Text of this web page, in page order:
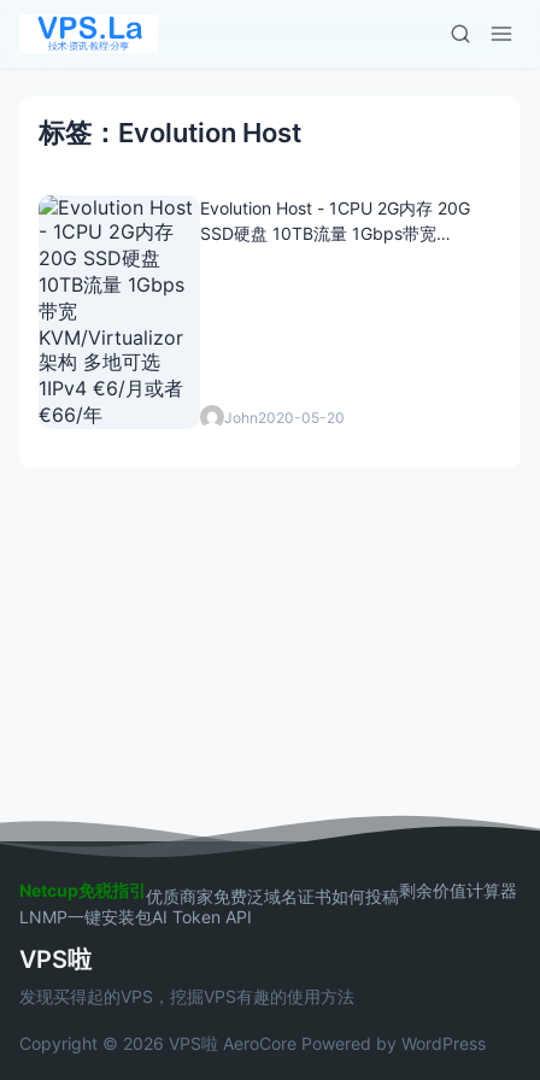
标签：Evolution Host
Evolution Host - 1CPU 2G内存 20G
SSD硬盘 10TB流量 1Gbps带宽
John2020-05-20
Netcup免税指引优质商家免费泛域名证书如何投稿剩余价值计算器
LNMP一键安装包AI Token API
VPS啦
发现买得起的VPS，挖掘VPS有趣的使用方法
Copyright © 2026 VPS啦 AeroCore Powered by WordPress